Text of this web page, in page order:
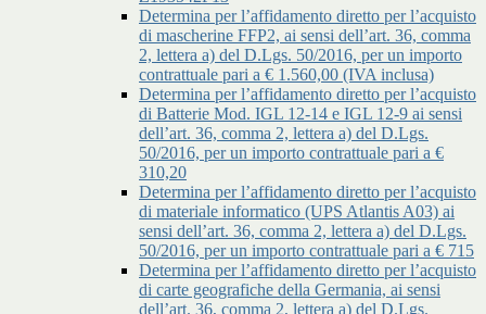
Determina per l’affidamento diretto per l’acquisto
di mascherine FFP2, ai sensi dell’art. 36, comma
2, lettera a) del D.Lgs. 50/2016, per un importo
contrattuale pari a € 1.560,00 (IVA inclusa)
Determina per l’affidamento diretto per l’acquisto
di Batterie Mod. IGL 12-14 e IGL 12-9 ai sensi
dell’art. 36, comma 2, lettera a) del D.Lgs.
50/2016, per un importo contrattuale pari a €
310,20
Determina per l’affidamento diretto per l’acquisto
di materiale informatico (UPS Atlantis A03) ai
sensi dell’art. 36, comma 2, lettera a) del D.Lgs.
50/2016, per un importo contrattuale pari a € 715
Determina per l’affidamento diretto per l’acquisto
di carte geografiche della Germania, ai sensi
dell’art. 36, comma 2, lettera a) del D.Lgs.